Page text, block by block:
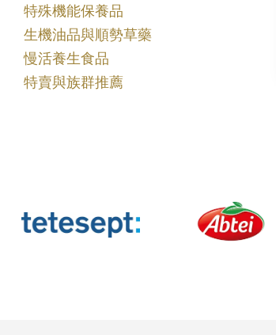
特殊機能保養品
生機油品與順勢草藥
慢活養生食品
特賣與族群推薦